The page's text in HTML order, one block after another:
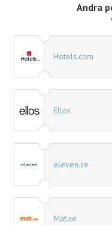
Andra
Hotels.com
Ellos
eleven.se
Mat.se